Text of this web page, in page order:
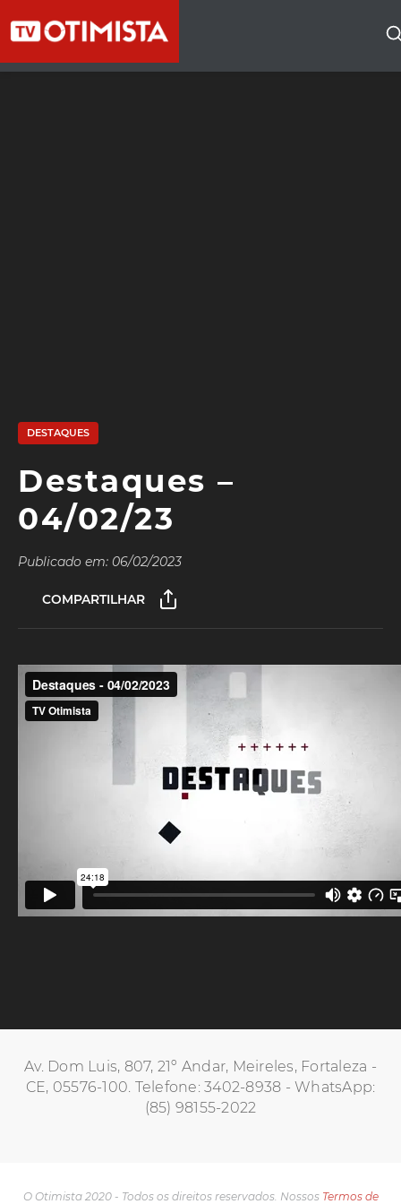
DESTAQUES
Destaques –
04/02/23
Publicado em: 06/02/2023
COMPARTILHAR
Av. Dom Luis, 807, 21º Andar, Meireles, Fortaleza -
CE, 05576-100. Telefone: 3402-8938 - WhatsApp:
(85) 98155-2022
O Otimista 2020 - Todos os direitos reservados. Nossos Termos de